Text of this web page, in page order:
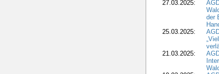
27.03.2025:
der
25.03.2025:
21.03.2025: